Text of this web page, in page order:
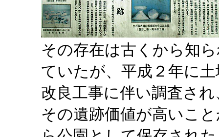
その存在は古くから知
ていたが、平成２年に土
改良工事に伴い調査され
その遺跡価値が高いこ